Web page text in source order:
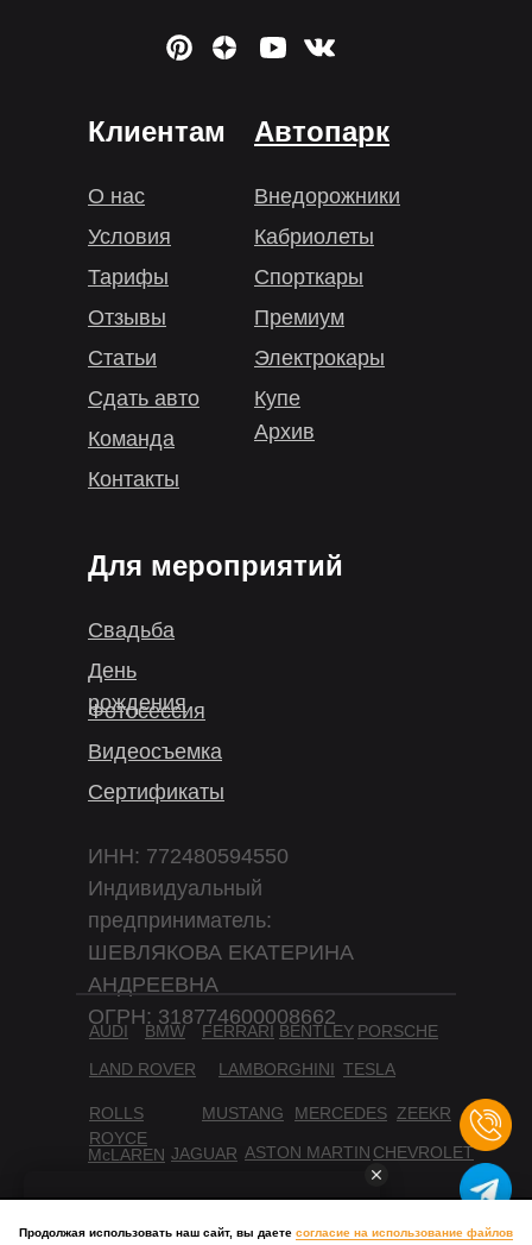
Клиентам
О нас
Условия
Тарифы
Отзывы
Статьи
Контакты
Автопарк
Внедорожники
Кабриолеты
Спорткары
Премиум
Электрокары
Купе
Архив
Для мероприятий
Свадьба
День
рождения
Фотосессия
Видеосъемка
ИНН: 772480594550
Индивидуальный
предприниматель:
ШЕВЛЯКОВА ЕКАТЕРИНА
АНДРЕЕВНА
ОГРН: 318774600008662
Сертификаты
AUDI BMW FERRARI BENTLEY PORSCHE
CHEVROLET
MUSTANG MERCEDES
ROLLS
ROYCE
LAND ROVER LAMBORGHINI TESLA
ZEEKR
McLAREN JAGUAR ASTON MARTIN
Сдать авто
Команда
Продолжая использовать наш сайт, вы даете согласие на использование файлов